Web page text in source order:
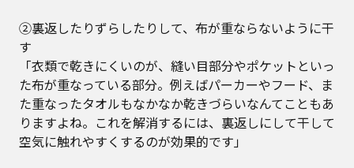
②裏返したりずらしたりして、布が重ならないように干
す
「衣類で乾きにくいのが、縫い目部分やポケットといっ
た布が重なっている部分。例えばパーカーやフード、ま
た重なったタオルもなかなか乾きづらいなんてこともあ
りますよね。これを解消するには、裏返しにして干して
空気に触れやすくするのが効果的です」